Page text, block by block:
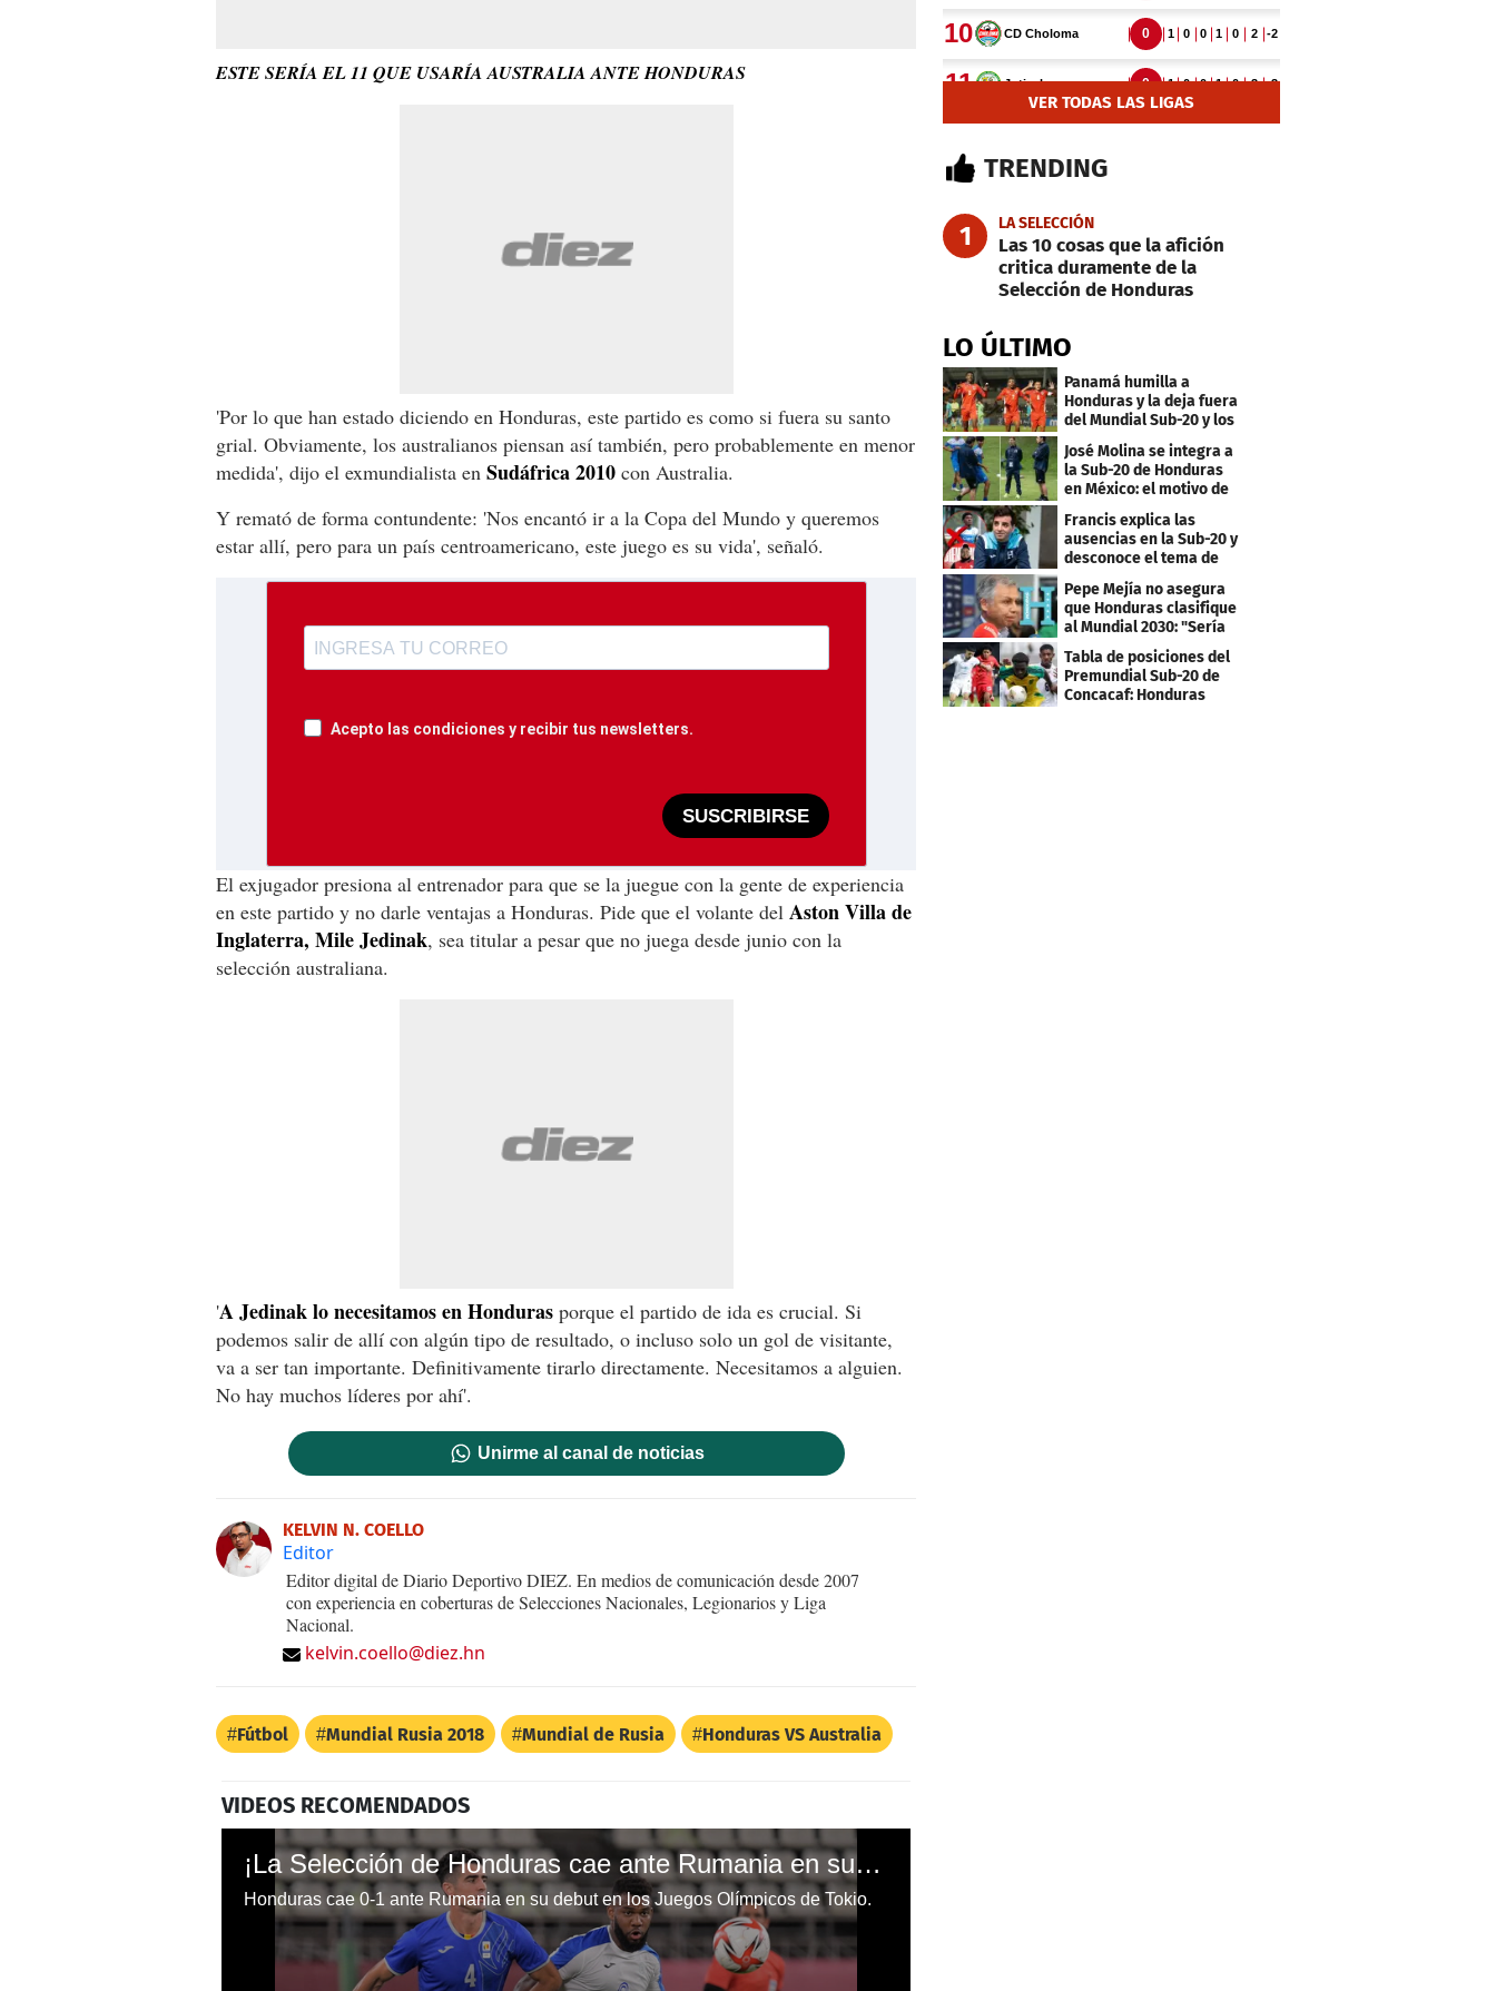
ESTE SERÍA EL 11 QUE USARÍA AUSTRALIA ANTE HONDURAS
'Por lo que han estado diciendo en Honduras, este partido es como si fuera su santo
grial. Obviamente, los australianos piensan así también, pero probablemente en menor
medida', dijo el exmundialista en Sudáfrica 2010 con Australia.
Y remató de forma contundente: 'Nos encantó ir a la Copa del Mundo y queremos
estar allí, pero para un país centroamericano, este juego es su vida', señaló.
Acepto las condiciones y recibir tus newsletters.
SUSCRIBIRSE
El exjugador presiona al entrenador para que se la juegue con la gente de experiencia
en este partido y no darle ventajas a Honduras. Pide que el volante del Aston Villa de
Inglaterra, Mile Jedinak, sea titular a pesar que no juega desde junio con la
selección australiana.
'A Jedinak lo necesitamos en Honduras porque el partido de ida es crucial. Si
podemos salir de allí con algún tipo de resultado, o incluso solo un gol de visitante,
va a ser tan importante. Definitivamente tirarlo directamente. Necesitamos a alguien.
No hay muchos líderes por ahí'.
Unirme al canal de noticias
KELVIN N. COELLO
Editor
Editor digital de Diario Deportivo DIEZ. En medios de comunicación desde 2007
con experiencia en coberturas de Selecciones Nacionales, Legionarios y Liga
Nacional.
kelvin.coello@diez.hn
Fútbol Mundial Rusia 2018 Mundial de Rusia Honduras VS Australia
VIDEOS RECOMENDADOS
¡La Selección de Honduras cae ante Rumania en su estreno en los Juegos Olímpicos de Tokio!
Honduras cae 0-1 ante Rumania en su debut en los Juegos Olímpicos de Tokio.
VER TODAS LAS LIGAS
TRENDING
1 LA SELECCIÓN
Las 10 cosas que la afición
critica duramente de la
Selección de Honduras
LO ÚLTIMO
Panamá humilla a
Honduras y la deja fuera
del Mundial Sub-20 y los
Juegos Olímpicos
José Molina se integra a
la Sub-20 de Honduras
en México: el motivo de
su viaje
Francis explica las
ausencias en la Sub-20 y
desconoce el tema de
los tiktokers
Pepe Mejía no asegura
que Honduras clasifique
al Mundial 2030: "Sería
mentir"
Tabla de posiciones del
Premundial Sub-20 de
Concacaf: Honduras